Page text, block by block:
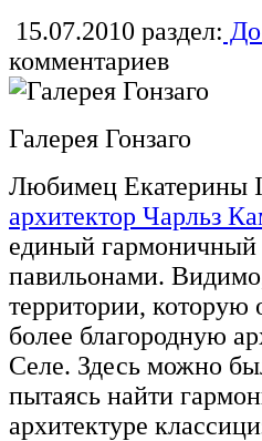
15.07.2010 раздел:
комментариев
Галерея Гонзаго
Любимец Екатерины
архитектор Чарльз
единый гармоничный
павильонами.
территории, которую
более благородную
Селе. Здесь можно
пытаясь найти
архитектуре